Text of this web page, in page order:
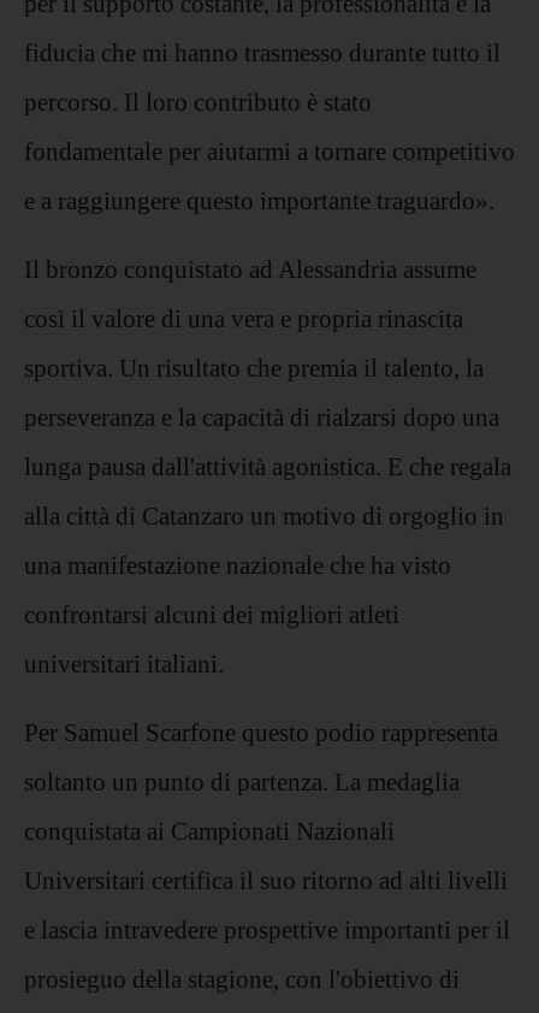
fiducia che mi hanno trasmesso durante tutto il
percorso. Il loro contributo è stato
fondamentale per aiutarmi a tornare competitivo
e a raggiungere questo importante traguardo».
Il bronzo conquistato ad Alessandria assume
così il valore di una vera e propria rinascita
sportiva. Un risultato che premia il talento, la
perseveranza e la capacità di rialzarsi dopo una
lunga pausa dall'attività agonistica. E che regala
alla città di Catanzaro un motivo di orgoglio in
una manifestazione nazionale che ha visto
confrontarsi alcuni dei migliori atleti
universitari italiani.
Per Samuel Scarfone questo podio rappresenta
soltanto un punto di partenza. La medaglia
conquistata ai Campionati Nazionali
Universitari certifica il suo ritorno ad alti livelli
e lascia intravedere prospettive importanti per il
prosieguo della stagione, con l'obiettivo di